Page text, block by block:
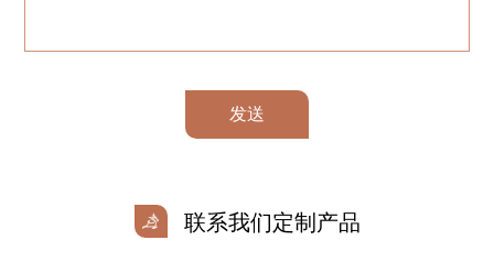
发送
联系我们定制产品